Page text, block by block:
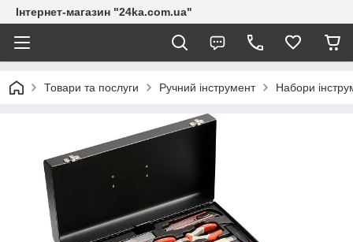
Інтернет-магазин "24ka.com.ua"
Товари та послуги Ручний інструмент Набори